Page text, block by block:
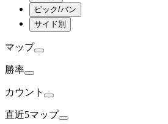
ピック/バン
サイド別
マップ
勝率
カウント
直近5マップ